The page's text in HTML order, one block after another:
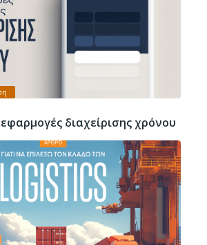
διαχείρισης χρόνου